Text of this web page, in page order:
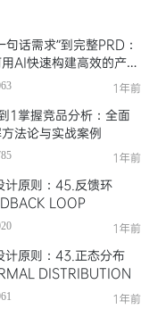
句话需求”到完整PRD：
AI快速构建高效的产品
文档（附一句话提示词）
1年前
1掌握竞品分析：全面
法论与实战案例
1年前
计原则：45.反馈环
LOOP
1年前
计原则：43.正态分布
DISTRIBUTION
1年前